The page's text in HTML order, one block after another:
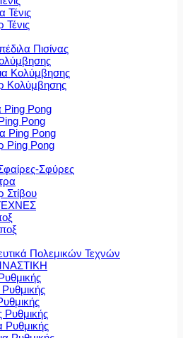
Τένις
Τένις
Πισίνας
Κολύμβησης
Κολύμβησης
Ping Pong
Pong
Ping Pong
Ping Pong
Σφύρες
Στίβου
Πολεμικών Τεχνών
Ρυθμικής
Ρυθμικής